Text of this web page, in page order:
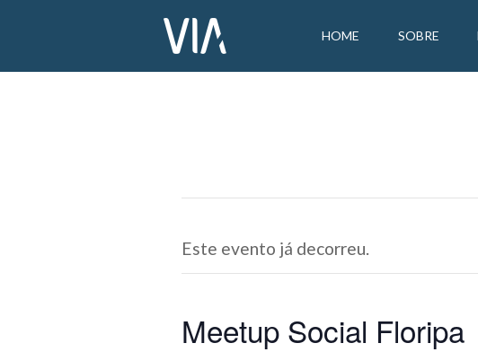
HOME SOBRE
Este evento já decorreu.
Meetup Social Floripa